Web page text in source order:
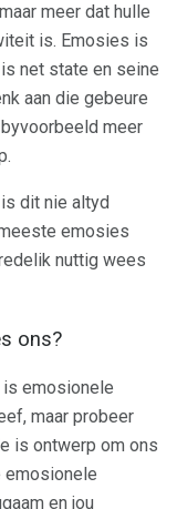
meer dat hulle
is. Emosies is
net state en seine
aan die gebeure
meer
dit nie altyd
emosies
nuttig wees
ons?
is emosionele
maar probeer
is ontwerp om ons
emosionele
en jou